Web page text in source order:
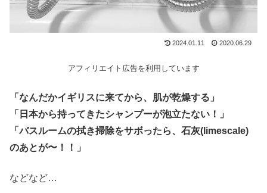
2024.01.11 2020.06.29
アフィリエイト広告を利用しています
「なんだかイギリスに来てから、肌が乾燥する」
「日本から持ってきたシャンプーが泡立たない！」
「バスルームの拭き掃除をサボったら、石灰(limescale)
のあとが〜！！」
などなど…